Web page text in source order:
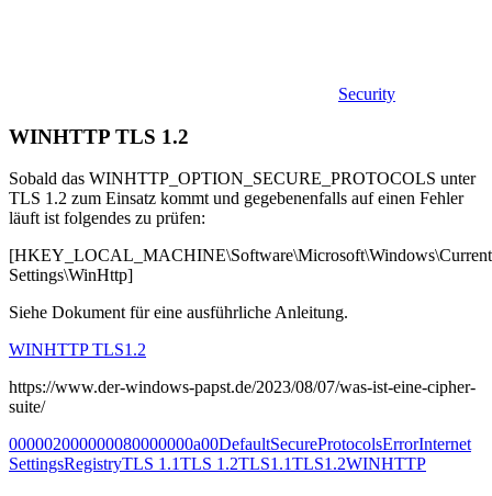
Security
WINHTTP TLS 1.2
Sobald das WINHTTP_OPTION_SECURE_PROTOCOLS unter
TLS 1.2 zum Einsatz kommt und gegebenenfalls auf einen Fehler
läuft ist folgendes zu prüfen:
Settings\WinHttp]
Siehe Dokument für eine ausführliche Anleitung.
WINHTTP TLS1.2
https://www.der-windows-papst.de/2023/08/07/was-ist-eine-cipher-
suite/
000002000000080000000a00DefaultSecureProtocolsErrorInternet
SettingsRegistryTLS 1.1TLS 1.2TLS1.1TLS1.2WINHTTP